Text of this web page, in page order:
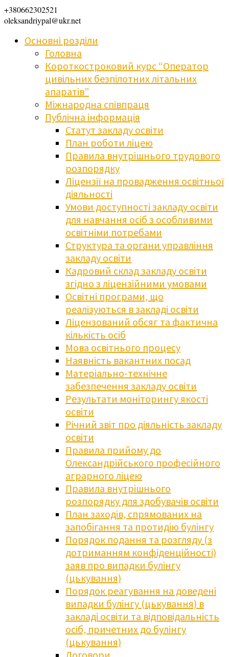
+380662302521
oleksandriypal@ukr.net
Основні розділи
Головна
Короткостроковий курс “Оператор
цивільних безпілотних літальних
апаратів”
Міжнародна співпраця
Публічна інформація
Статут закладу освіти
План роботи ліцею
Правила внутрішнього трудового
розпорядку
Ліцензії на провадження освітньої
діяльності
Умови доступності закладу освіти
для навчання осіб з особливими
освітніми потребами
Структура та органи управління
закладу освіти
Кадровий склад закладу освіти
згідно з ліцензійними умовами
Освітні програми, що
реалізуються в закладі освіти
Ліцензований обсяг та фактична
кількість осіб
Мова освітнього процесу
Наявність вакантних посад
Матеріально-технічне
забезпечення закладу освіти
Результати моніторингу якості
освіти
Річний звіт про діяльність закладу
освіти
Правила прийому до
Олександрійського професійного
аграрного ліцею
Правила внутрішнього
розпорядку для здобувачів освіти
План заходів, спрямованих на
запобігання та протидію булінгу
Порядок подання та розгляду (з
дотриманням конфіденційності)
заяв про випадки булінгу
(цькування)
Порядок реагування на доведені
випадки булінгу (цькування) в
закладі освіти та відповідальність
осіб, причетних до булінгу
(цькування)